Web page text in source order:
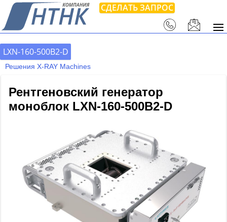
СДЕЛАТЬ ЗАПРОС
LXN-160-500B2-D
Решения X-RAY Machines
Рентгеновский генератор
моноблок LXN-160-500B2-D